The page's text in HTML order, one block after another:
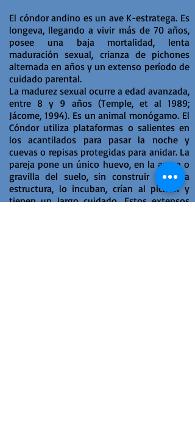
El cóndor andino es un ave K-estratega. Es
longeva, llegando a vivir más de 70 años,
posee una baja mortalidad, lenta
maduración sexual, crianza de pichones
alternada en años y un extenso período de
cuidado parental.
La madurez sexual ocurre a edad avanzada,
entre 8 y 9 años (Temple, et al 1989;
Jácome, 1994). Es un animal monógamo. El
Cóndor utiliza plataformas o salientes en
los acantilados para pasar la noche y
cuevas o repisas protegidas para anidar. La
pareja pone un único huevo, en la arena o
gravilla del suelo, sin construir ninguna
estructura, lo incuban, crían al pichón y
tienen un largo cuidado. Estos extensos